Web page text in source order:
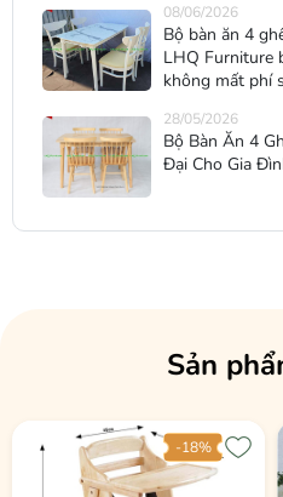
08/06/2026
Bộ bàn ăn 4
LHQ Furniture
không mất phí
28/05/2026
Bộ Bàn Ăn 4
Đại Cho Gia
Sản
-18%